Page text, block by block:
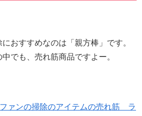
おすすめなのは「親方棒」です。
でも、売れ筋商品ですよー。
ァンの掃除のアイテムの売れ筋 ラ